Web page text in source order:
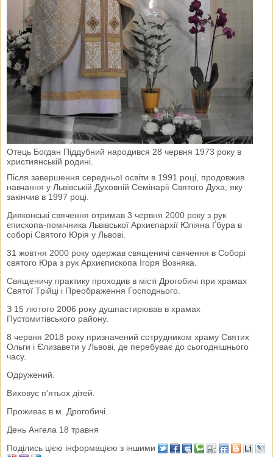
Отець Богдан Піддубний народився 28 червня 1973 року в
християнській родині.
Після завершення середньої освіти в 1991 році, продовжив
навчання у Львівській Духовній Семінарії Святого Духа, яку
закінчив в 1997 році.
Дияконські свячення отримав 3 червня 2000 року з рук
єпископа-помічника Львівської Архиєпархії Юліяна Ґбура в
соборі Святого Юрія у Львові.
31 жовтня 2000 року одержав священичі свячення в Соборі
святого Юра з рук Архиєпископа Ігоря Возняка.
Священичу практику проходив в місті Дрогобичі при храмах
Святої Трійці і Преображення Господнього.
З 15 лютого 2006 року душпастирював в храмах
Пустомитівського району.
8 червня 2018 року призначений сотрудником храму Святих
Ольги і Єлизавети у Львові, де перебуває до сьогоднішнього
часу.
Одружений.
Виховує п'ятьох дітей.
Проживає в м. Дрогобичі.
День Ангела 18 травня
Поділись цією інформацією з іншими